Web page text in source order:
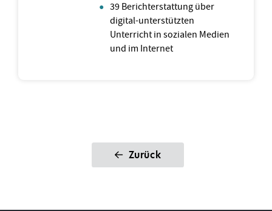
39 Berichterstattung über
digital-unterstützten
Unterricht in sozialen Medien
und im Internet
Zurück